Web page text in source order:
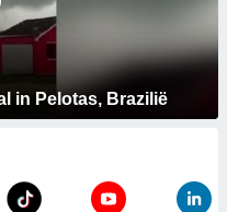
in Pelotas, Brazilië